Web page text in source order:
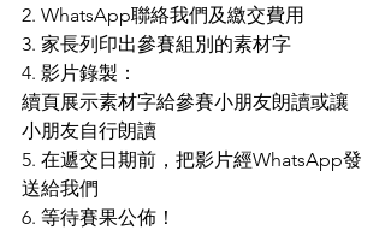
2. WhatsApp聯絡我們及繳交費用
3. 家長列印出參賽組別的素材字
4. 影片錄製：
續頁展示素材字給參賽小朋友朗讀或讓
小朋友自行朗讀
5. 在遞交日期前，把影片經WhatsApp發
送給我們
6. 等待賽果公佈！